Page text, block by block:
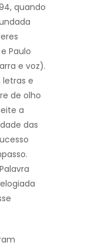
quando
Paulo
e voz).
letras e
de olho
a
das